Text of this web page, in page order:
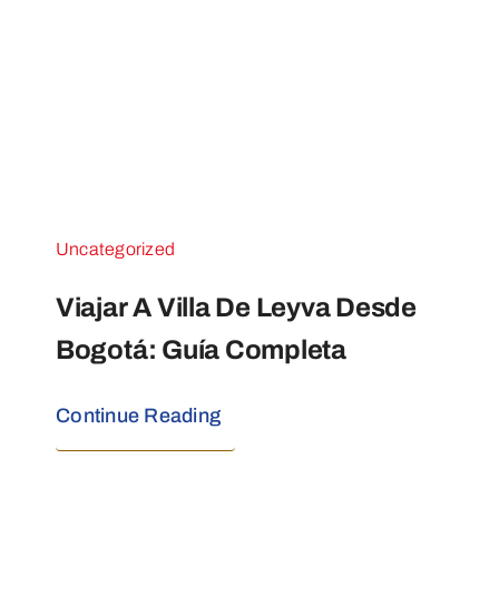
Uncategorized
Viajar A Villa De Leyva Desde
Bogotá: Guía Completa
Continue Reading